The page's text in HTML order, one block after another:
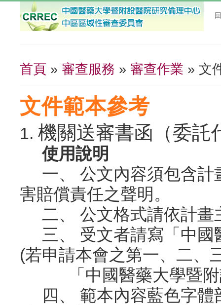
您在這裡
首頁 » 審查服務 » 審查作業 » 文
文件範本參考
1. 機關送審書函（委託
使用說明
一、 公文內容須包含計
害賠償責任之聲明。
二、 公文格式請依計畫
三、 受文者請寫「中國
(若申請本會之第一、二、
「中國醫藥大學暨附
四、 範本內容藍色字體